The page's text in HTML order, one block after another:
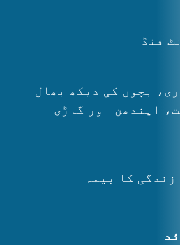
فنڈ
بچوں کی دیکھ بھال
ایندھن اور گاڑی
زندگی کا بیمہ